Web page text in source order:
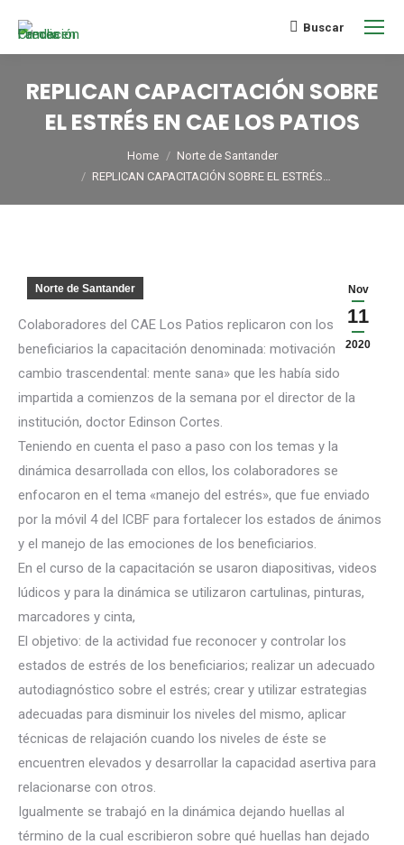
Buscar
REPLICAN CAPACITACIÓN SOBRE
EL ESTRÉS EN CAE LOS PATIOS
Home
Norte de Santander
REPLICAN CAPACITACIÓN SOBRE EL ESTRÉS…
Nov
11
2020
Norte de Santander
Colaboradores del CAE Los Patios replicaron con los
beneficiarios la capacitación denominada: motivación y
cambio trascendental: mente sana» que les había sido
impartida a comienzos de la semana por el director de la
institución, doctor Edinson Cortes.
Teniendo en cuenta el paso a paso con los temas y la
dinámica desarrollada con ellos, los colaboradores se
enfocaron en el tema «manejo del estrés», que fue enviado
por la móvil 4 del ICBF para fortalecer los estados de ánimos
y el manejo de las emociones de los beneficiarios.
En el curso de la capacitación se usaron diapositivas, videos
lúdicos y para la dinámica se utilizaron cartulinas, pinturas,
marcadores y cinta,
El objetivo: de la actividad fue reconocer y controlar los
estados de estrés de los beneficiarios; realizar un adecuado
autodiagnóstico sobre el estrés; crear y utilizar estrategias
adecuadas para disminuir los niveles del mismo, aplicar
técnicas de relajación cuando los niveles de éste se
encuentren elevados y desarrollar la capacidad asertiva para
relacionarse con otros.
Igualmente se trabajó en la dinámica dejando huellas al
término de la cual escribieron sobre qué huellas han dejado